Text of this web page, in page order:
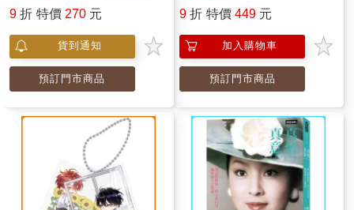
9 折 特價 270 元
貨到通知
預訂門市商品
9 折 特價 449 元
加入購物車
預訂門市商品